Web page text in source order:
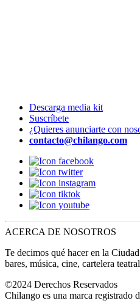
Descarga media kit
Suscríbete
¿Quieres anunciarte con
contacto@chilango.com
ACERCA DE NOSOTROS
Te decimos qué hacer en la
bares, música, cine, cartelera
©2024 Derechos Reservados
Chilango es una marca registrado